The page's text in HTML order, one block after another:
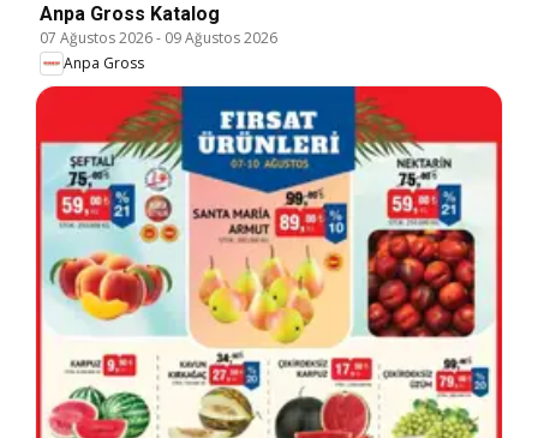
Anpa Gross Katalog
07 Ağustos 2026- 09 Ağustos 2026
Anpa Gross